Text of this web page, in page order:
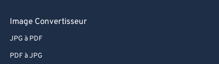
Image Convertisseur
JPG à PDF
PDF à JPG